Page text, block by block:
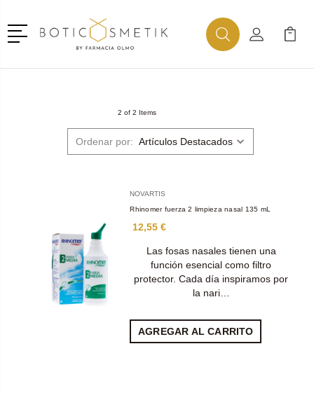
Menú
BuscarMi Cuenta
Mi
2 of 2 Items
Ordenar por:
NOVARTIS
Rhinomer fuerza 2 limpieza nasal 135 mL
12,55 €
Las fosas nasales tienen una
función esencial como filtro
protector. Cada día inspiramos por
la nari…
AGREGAR AL CARRITO